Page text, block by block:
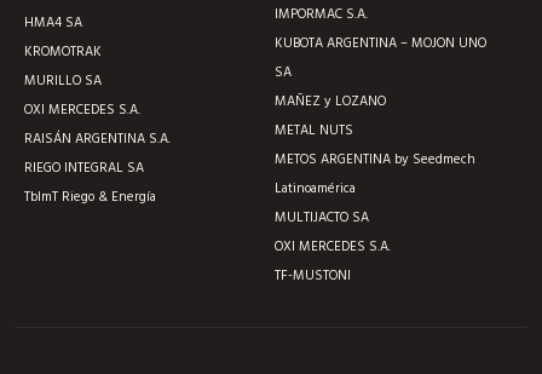
HMA4 SA
KROMOTRAK
MURILLO SA
OXI MERCEDES S.A.
RAISÁN ARGENTINA S.A.
RIEGO INTEGRAL SA
TblmT Riego & Energía
IMPORMAC S.A.
KUBOTA ARGENTINA – MOJON UNO
SA
MAÑEZ y LOZANO
METAL NUTS
METOS ARGENTINA by Seedmech
Latinoamérica
MULTIJACTO SA
OXI MERCEDES S.A.
TF-MUSTONI